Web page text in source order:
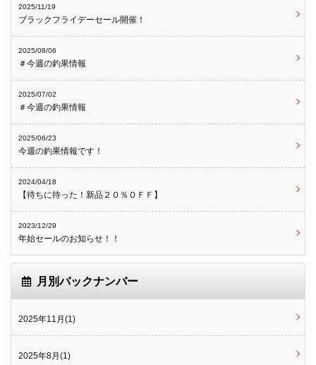
2025/11/19
ブラックフライデーセール開催！
2025/08/06
＃今週の釣果情報
2025/07/02
＃今週の釣果情報
2025/06/23
今週の釣果情報です！
2024/04/18
【待ちに待った！新品２０％ＯＦＦ】
2023/12/29
年始セールのお知らせ！！
月別バックナンバー
2025年11月(1)
2025年8月(1)